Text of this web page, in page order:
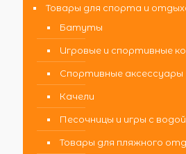
Товары для спорта и
Батуты
Игровые и спортивные
Спортивные аксессуары
Качели
Песочницы и игры с водой
Товары для пляжного